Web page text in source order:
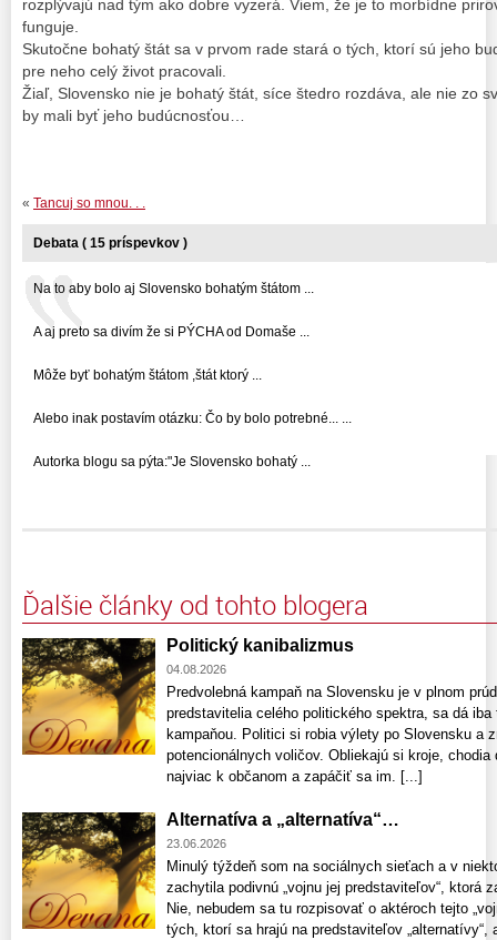
rozplývajú nad tým ako dobre vyzerá. Viem, že je to morbídne
funguje.
Skutočne bohatý štát sa v prvom rade stará o tých, ktorí sú jeho
pre neho celý život pracovali.
Žiaľ, Slovensko nie je bohatý štát, síce štedro rozdáva, ale nie zo
by mali byť jeho budúcnosťou…
« Tancuj so mnou. . .
Debata ( 15 príspevkov )
Na to aby bolo aj Slovensko bohatým štátom ...
A aj preto sa divím že si PÝCHA od Domaše ...
Môže byť bohatým štátom ,štát ktorý ...
Alebo inak postavím otázku: Čo by bolo potrebné... ...
Autorka blogu sa pýta:"Je Slovensko bohatý ...
Ďalšie články od tohto blogera
Politický kanibalizmus
04.08.2026
Predvolebná kampaň na Slovensku je v plnom
predstavitelia celého politického spektra, sa dá
kampaňou. Politici si robia výlety po Slovensku a
potencionálnych voličov. Obliekajú si kroje,
najviac k občanom a zapáčiť sa im. [...]
Alternatíva a „alternatíva“…
23.06.2026
Minulý týždeň som na sociálnych sieťach a v
zachytila podivnú „vojnu jej predstaviteľov“, ktorá
Nie, nebudem sa tu rozpisovať o aktéroch tejto
tých, ktorí sa hrajú na predstaviteľov „alternatívy“,